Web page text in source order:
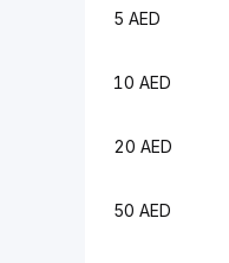
5 AED
10 AED
20 AED
50 AED